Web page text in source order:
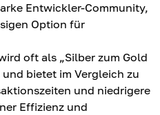
Entwickler-Community,
Option für
oft als „Silber zum Gold
bietet im Vergleich zu
und niedrigere
Effizienz und